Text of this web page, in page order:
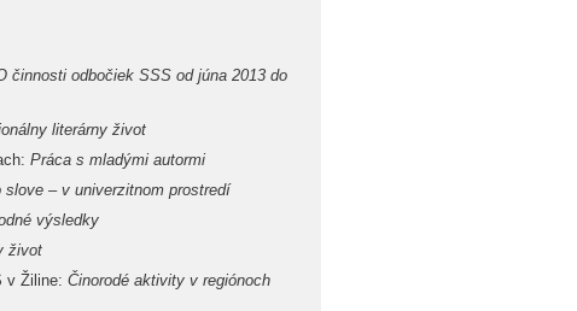
činnosti odbočiek SSS od júna 2013 do
literárny život
Práca s mladými autormi
– v univerzitnom prostredí
výsledky
život
v Žiline: Činorodé aktivity v regiónoch